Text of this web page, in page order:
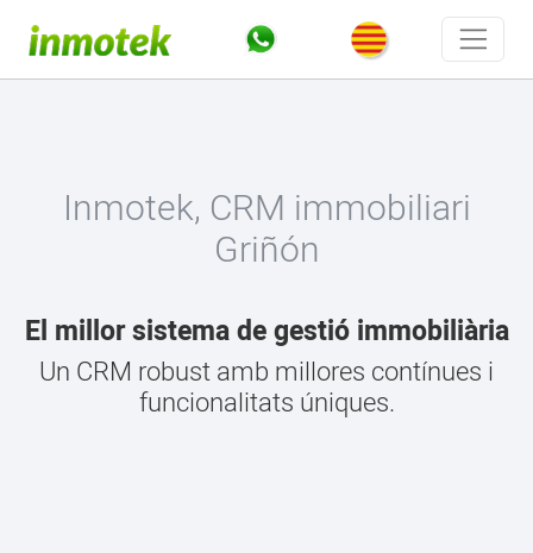
Inmotek, CRM immobiliari
Griñón
El millor sistema de gestió immobiliària
Un CRM robust amb millores contínues i
funcionalitats úniques.